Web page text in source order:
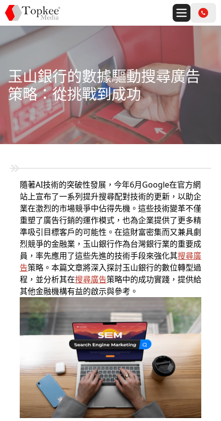
玉山銀行的數據驅動搜尋廣告
策略：從挑戰到成功
隨著AI技術的突破性發展，今年6月Google在官方網
站上宣布了一系列提升搜尋配對技術的更新，以助企
業在激烈的市場競爭中佔得先機。這些技術變革不僅
重塑了廣告行銷的運作模式，也為企業提供了更多精
準吸引目標客戶的可能性。在這財富密集而又兼具劇
烈競爭的金融業，玉山銀行作為台灣銀行業的重要成
員，率先應用了這些先進的技術手段來強化其搜尋廣
告策略。本篇文章將深入探討玉山銀行的數位轉型過
程，並分析其在搜尋廣告策略中的成功實踐，提供給
其他金融機構有益的啟示與參考。